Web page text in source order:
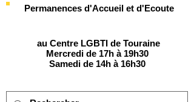
Permanences d'Accueil et d'Ecoute
au Centre LGBTI de Touraine
Mercredi de 17h à 19h30
Samedi de 14h à 16h30